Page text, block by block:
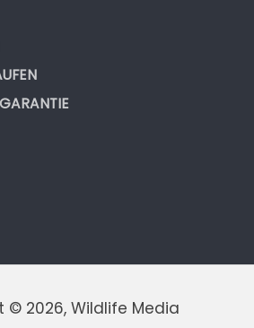
© 2026, Wildlife Media